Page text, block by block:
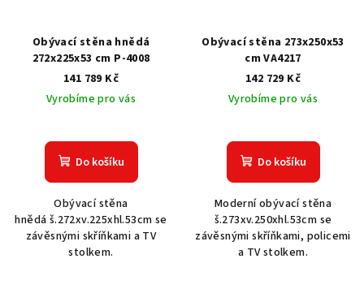
Obývací stěna hnědá
272x225x53 cm P-4008
141 789 Kč
Vyrobíme pro vás
Do košíku
Obývací stěna
hnědá š.272xv.225xhl.53cm se
závěsnými skříňkami a TV
stolkem.
Obývací stěna 273x250x53
cm VA4217
142 729 Kč
Vyrobíme pro vás
Do košíku
Moderní obývací stěna
š.273xv.250xhl.53cm se
závěsnými skříňkami, policemi
a TV stolkem.